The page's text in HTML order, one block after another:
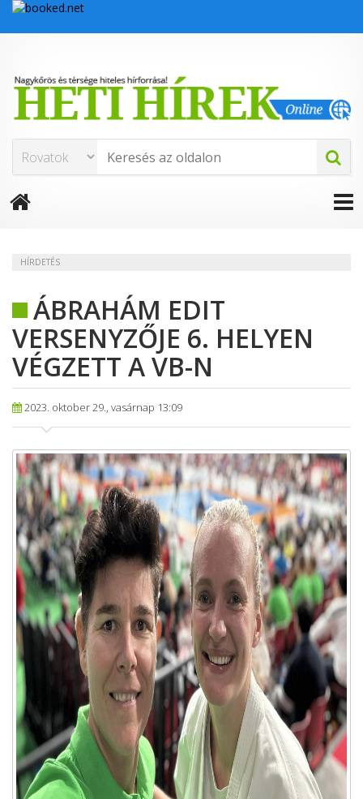
HÍRDETÉS
ÁBRAHÁM EDIT
VERSENYZŐJE 6. HELYEN
VÉGZETT A VB-N
2023. oktober 29., vasárnap 13:09